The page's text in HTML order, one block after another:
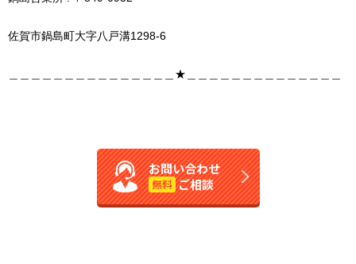
佐賀市鍋島町大字八戸溝1298-6
＿＿＿＿＿＿＿＿＿＿＿＿＿＿＿★＿＿＿＿＿＿＿＿＿＿＿＿＿＿
お問い合わせ
無料 ご相談